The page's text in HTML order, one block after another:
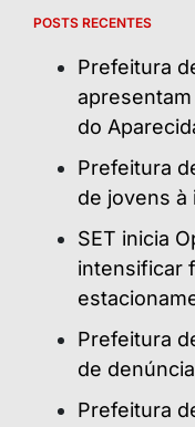
POSTS RECENTES
Prefeitura
do
Prefeitura
de jovens à
SET inicia
intensificar
Prefeitura
de
Prefeitura